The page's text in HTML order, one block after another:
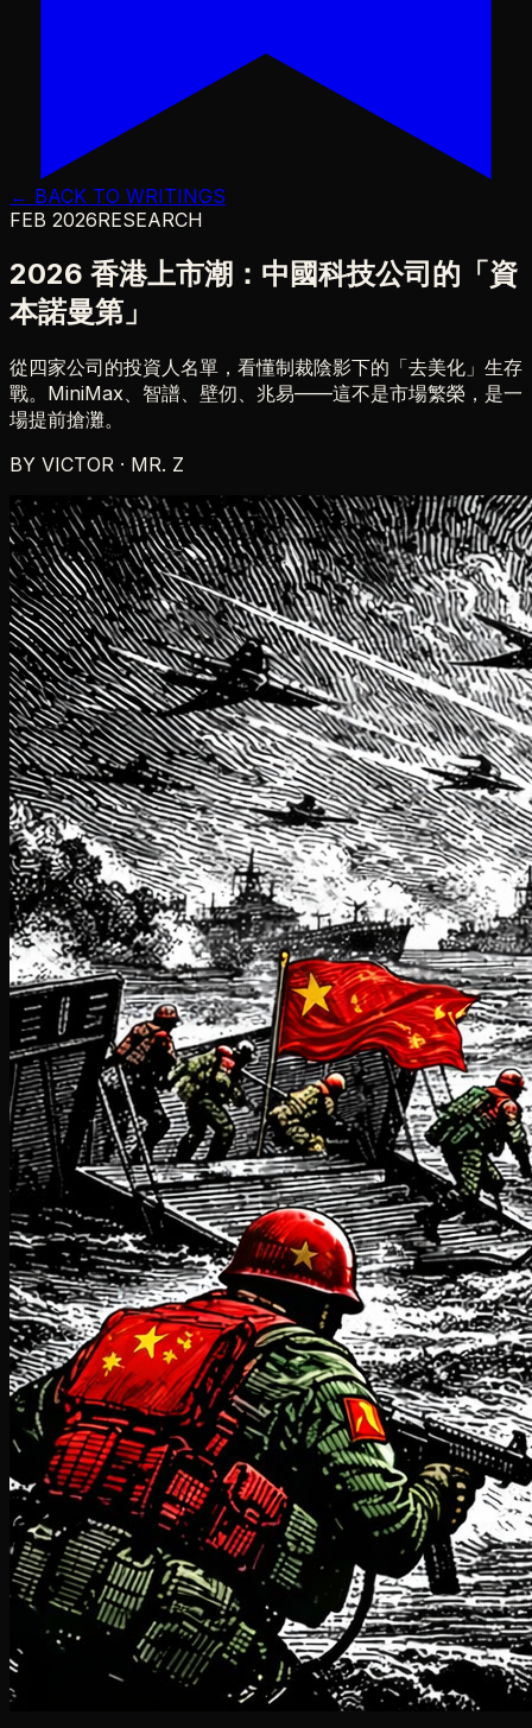
← BACK TO WRITINGS
FEB 2026RESEARCH
2026 香港上市潮：中國科技公司的「資
本諾曼第」
從四家公司的投資人名單，看懂制裁陰影下的「去美化」生存
戰。MiniMax、智譜、壁仞、兆易——這不是市場繁榮，是一
場提前搶灘。
BY VICTOR · MR. Z